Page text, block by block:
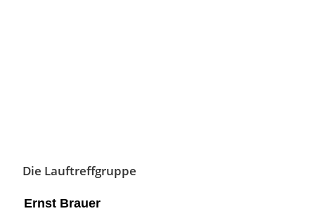
Die Lauftreffgruppe
Ernst Brauer